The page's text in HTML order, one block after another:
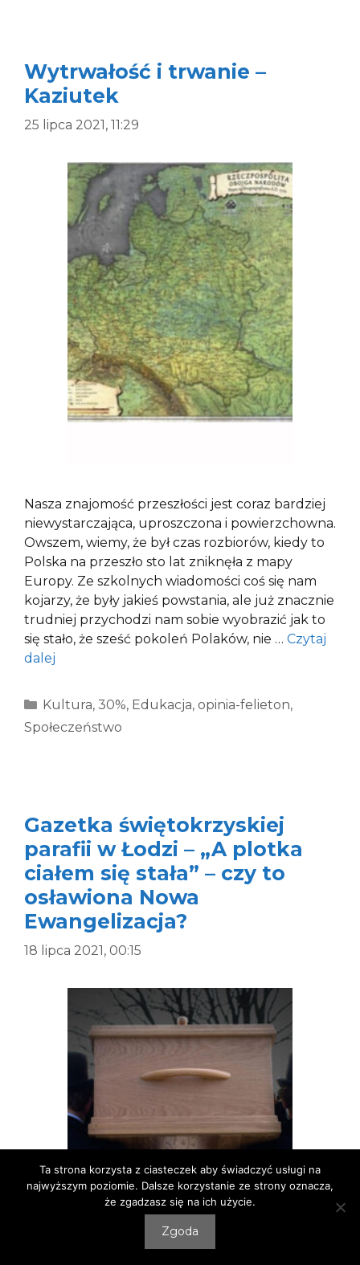
Wytrwałość i trwanie –
Kaziutek
25 lipca 2021, 11:29
Nasza znajomość przeszłości jest coraz bardziej
niewystarczająca, uproszczona i powierzchowna.
Owszem, wiemy, że był czas rozbiorów, kiedy to
Polska na przeszło sto lat zniknęła z mapy
Europy. Ze szkolnych wiadomości coś się nam
kojarzy, że były jakieś powstania, ale już znacznie
trudniej przychodzi nam sobie wyobrazić jak to
się stało, że sześć pokoleń Polaków, nie … Czytaj
dalej
Kategorie
Kultura, 30%, Edukacja, opinia-felieton,
Społeczeństwo
Gazetka świętokrzyskiej
parafii w Łodzi – „A plotka
ciałem się stała” – czy to
osławiona Nowa
Ewangelizacja?
18 lipca 2021, 00:15
Ta strona korzysta z ciasteczek aby świadczyć usługi na
najwyższym poziomie. Dalsze korzystanie ze strony oznacza,
że zgadzasz się na ich użycie.
Zgoda